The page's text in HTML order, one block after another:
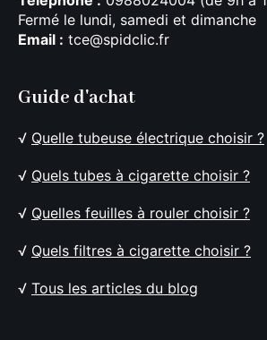
Fermé le lundi, samedi et dimanche
Email : tce@spidclic.fr
Guide d'achat
√ Quelle tubeuse électrique choisir ?
√ Quels tubes à cigarette choisir ?
√ Quelles feuilles à rouler choisir ?
√ Quels filtres à cigarette choisir ?
√ Tous les articles du blog